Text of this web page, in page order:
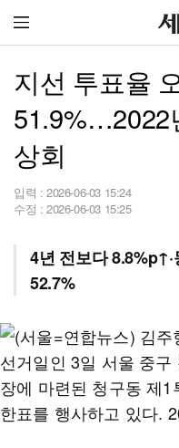
지선 투표율
51.9%…2022
상회
입력 : 2026-06-03 15:24
수정 : 2026-06-03 15:25
4년 전보다
52.7%